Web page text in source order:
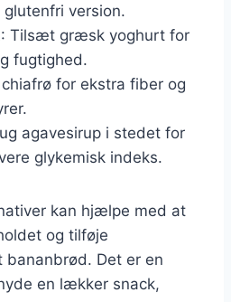
version.
: Tilsæt græsk yoghurt for
fugtighed.
for ekstra fiber og
agavesirup i stedet for
glykemisk indeks.
kan hjælpe med at
og tilføje
Det er en
en lækker snack,